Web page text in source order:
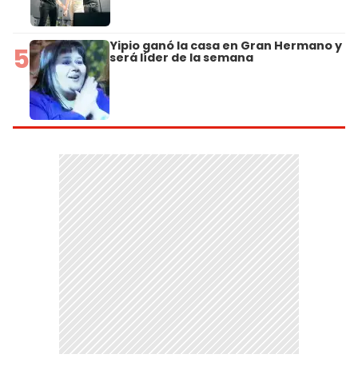
5 Yipio ganó la casa en Gran Hermano y
será líder de la semana